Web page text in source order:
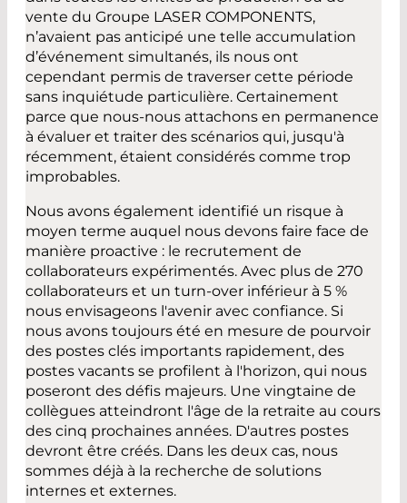
vente du Groupe LASER COMPONENTS,
n’avaient pas anticipé une telle accumulation
d’événement simultanés, ils nous ont
cependant permis de traverser cette période
sans inquiétude particulière. Certainement
parce que nous-nous attachons en permanence
à évaluer et traiter des scénarios qui, jusqu'à
récemment, étaient considérés comme trop
improbables.
Nous avons également identifié un risque à
moyen terme auquel nous devons faire face de
manière proactive : le recrutement de
collaborateurs expérimentés. Avec plus de 270
collaborateurs et un turn-over inférieur à 5 %
nous envisageons l'avenir avec confiance. Si
nous avons toujours été en mesure de pourvoir
des postes clés importants rapidement, des
postes vacants se profilent à l'horizon, qui nous
poseront des défis majeurs. Une vingtaine de
collègues atteindront l'âge de la retraite au cours
des cinq prochaines années. D'autres postes
devront être créés. Dans les deux cas, nous
sommes déjà à la recherche de solutions
internes et externes.